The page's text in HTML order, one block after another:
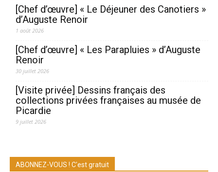
[Chef d’œuvre] « Le Déjeuner des Canotiers »
d’Auguste Renoir
1 août 2026
[Chef d’œuvre] « Les Parapluies » d’Auguste
Renoir
30 juillet 2026
[Visite privée] Dessins français des
collections privées françaises au musée de
Picardie
9 juillet 2026
ABONNEZ-VOUS ! C'est gratuit